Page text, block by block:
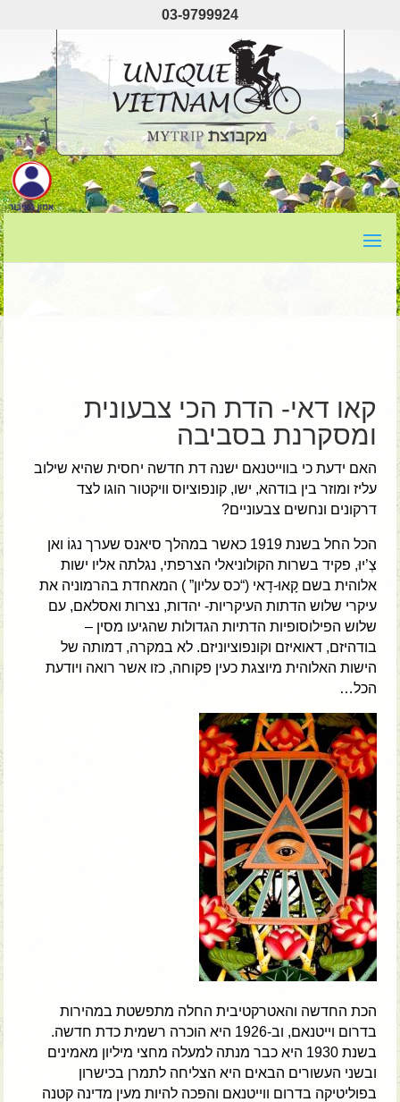
03-9799924
קאו דאי- הדת הכי צבעונית
ומסקרנת בסביבה
האם ידעת כי בווייטנאם ישנה דת חדשה יחסית שהיא שילוב
עליז ומוזר בין בודהא, ישו, קונפוציוס וויקטור הוגו לצד
דרקונים ונחשים צבעוניים?
הכל החל בשנת 1919 כאשר במהלך סיאנס שערך נגוֹ ואן
צְ’יוּ, פקיד בשרות הקולוניאלי הצרפתי, נגלתה אליו ישות
אלוהית בשם קָאוּ-דָאי (“כס עליון” ) המאחדת בהרמוניה את
עיקרי שלוש הדתות העיקריות- יהדות, נצרות ואסלאם, עם
שלוש הפילוסופיות הדתיות הגדולות שהגיעו מסין –
בודהיזם, דאואיזם וקונפוציוניזם. לא במקרה, דמותה של
הישות האלוהית מיוצגת כעין פקוחה, כזו אשר רואה ויודעת
הכל…
הכת החדשה והאטרקטיבית החלה מתפשטת במהירות
בדרום וייטנאם, וב-1926 היא הוכרה רשמית כדת חדשה.
בשנת 1930 היא כבר מנתה למעלה מחצי מיליון מאמינים
ובשני העשורים הבאים היא הצליחה לתמרן בכישרון
בפוליטיקה בדרום ווייטנאם והפכה להיות מעין מדינה קטנה